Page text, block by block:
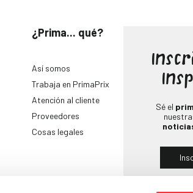
¿Prima... qué?
Así somos
Trabaja en PrimaPrix
Atención al cliente
Proveedores
Cosas legales
Sé el